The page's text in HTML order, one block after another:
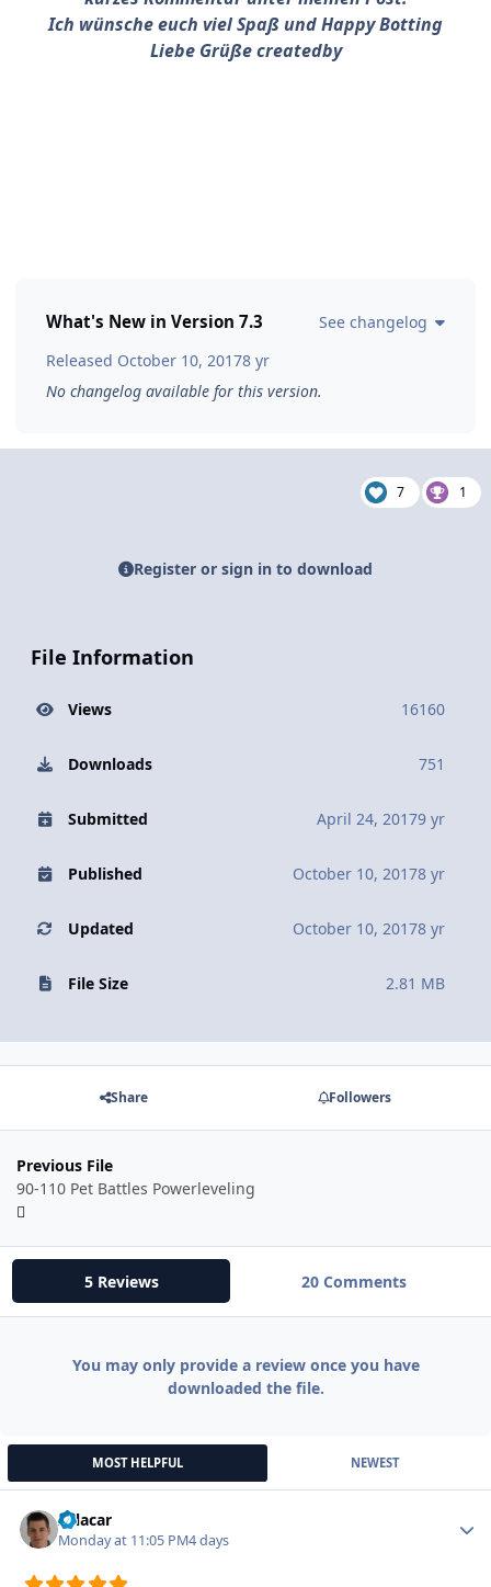
Ich wünsche euch viel Spaß und Happy Botting
Liebe Grüße createdby
What's New in Version 7.3
See changelog
Released October 10, 20178 yr
No changelog available for this version.
7 1
Register or sign in to download
File Information
Views 16160
Downloads 751
Submitted April 24, 20179 yr
Published October 10, 20178 yr
Updated October 10, 20178 yr
File Size 2.81 MB
Share Followers
Previous File
90-110 Pet Battles Powerleveling
5 Reviews 20 Comments
You may only provide a review once you have
downloaded the file.
MOST HELPFUL NEWEST
Zalacar
Monday at 11:05 PM4 days